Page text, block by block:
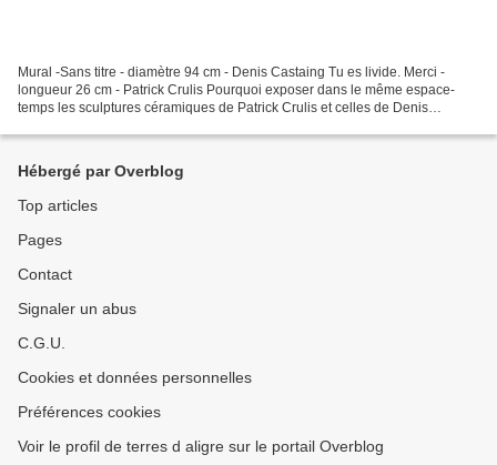
Mural -Sans titre - diamètre 94 cm - Denis Castaing Tu es livide. Merci -
longueur 26 cm - Patrick Crulis Pourquoi exposer dans le même espace-
temps les sculptures céramiques de Patrick Crulis et celles de Denis
Hébergé par Overblog
Top articles
Pages
Contact
Signaler un abus
C.G.U.
Cookies et données personnelles
Préférences cookies
Voir le profil de terres d aligre sur le portail Overblog